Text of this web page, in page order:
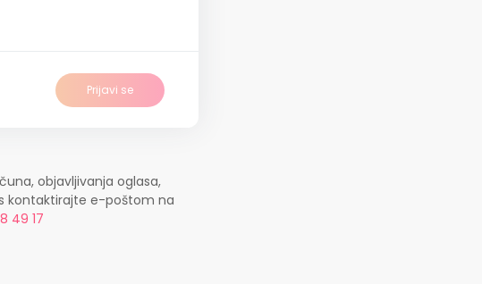
Prijavi se
objavljivanja oglasa,
kontaktirajte e-poštom na
49 17